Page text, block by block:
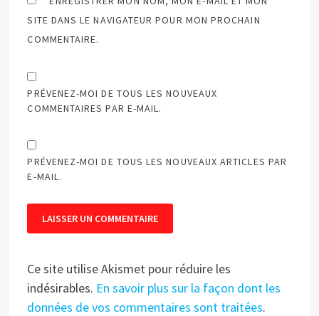
SITE DANS LE NAVIGATEUR POUR MON PROCHAIN
COMMENTAIRE.
PRÉVENEZ-MOI DE TOUS LES NOUVEAUX
COMMENTAIRES PAR E-MAIL.
PRÉVENEZ-MOI DE TOUS LES NOUVEAUX ARTICLES PAR
E-MAIL.
Ce site utilise Akismet pour réduire les
indésirables. En savoir plus sur la façon dont les
données de vos commentaires sont traitées.